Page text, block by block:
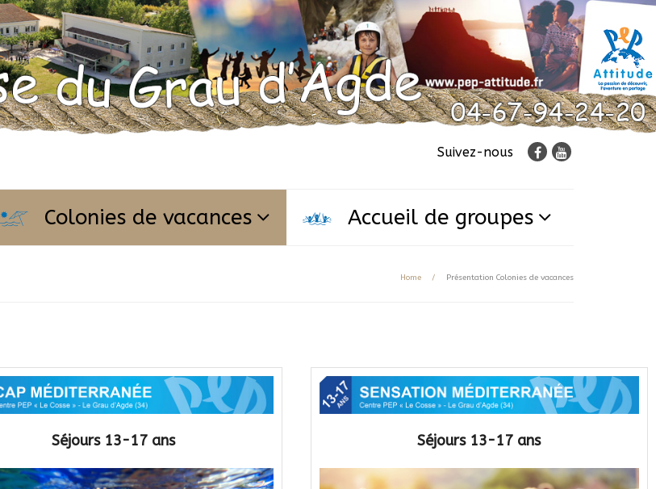
Suivez-nous
Colonies de vacances Accueil de groupes
Home / Présentation Colonies de vacances
Séjours 13-17 ans Séjours 13-17 ans